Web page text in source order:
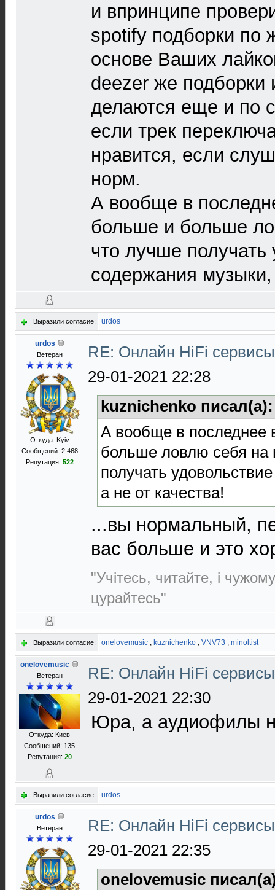
и впринципе
spotify подборки по
основе Ваших
deezer же
делаются еще и по
если трек
нравится, если
норм.
А вообще в
больше и больше
что лучше получать
содержания музыки,
Выразили согласие: urdos
urdos
Ветеран
Откуда: Kyiv
Сообщений: 2 468
Репутация: 522
RE: Онлайн HiFi
29-01-2021 22:28
kuznichenko
А вообще в последнее
больше ловлю себя
получать
а не от качества!
...вы нормальный,
вас больше и это
"Учітесь, читайте, і
цурайтесь"
Выразили согласие: onelovemusic , kuznichenko , VNV73 , minoltist
onelovemusic
Ветеран
Откуда: Киев
Сообщений: 135
Репутация: 20
RE: Онлайн HiFi
29-01-2021 22:30
Юра, а аудиофилы
Выразили согласие: urdos
urdos
Ветеран
RE: Онлайн HiFi
29-01-2021 22:35
onelovemusic